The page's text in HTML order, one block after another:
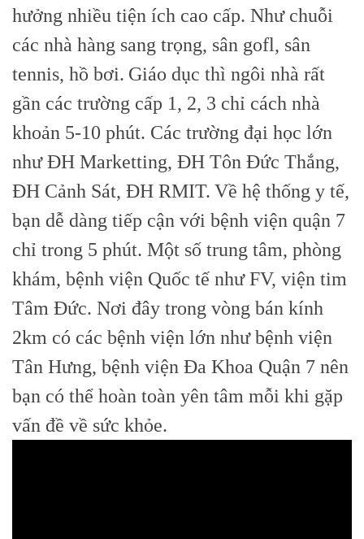
hưởng nhiều tiện ích cao cấp. Như chuỗi
các nhà hàng sang trọng, sân gofl, sân
tennis, hồ bơi. Giáo dục thì ngôi nhà rất
gần các trường cấp 1, 2, 3 chỉ cách nhà
khoản 5-10 phút. Các trường đại học lớn
như ĐH Marketting, ĐH Tôn Đức Thắng,
ĐH Cảnh Sát, ĐH RMIT. Về hệ thống y tế,
bạn dễ dàng tiếp cận với bệnh viện quận 7
chỉ trong 5 phút. Một số trung tâm, phòng
khám, bệnh viện Quốc tế như FV, viện tim
Tâm Đức. Nơi đây trong vòng bán kính
2km có các bệnh viện lớn như bệnh viện
Tân Hưng, bệnh viện Đa Khoa Quận 7 nên
bạn có thể hoàn toàn yên tâm mỗi khi gặp
vấn đề về sức khỏe.